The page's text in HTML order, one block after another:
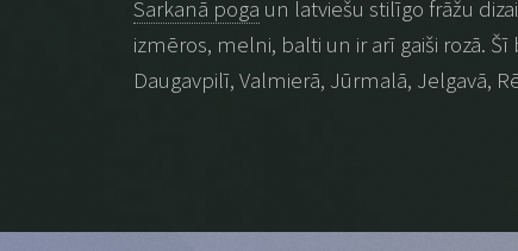
Sarkanā poga un latviešu stilīgo frāžu
izmēros, melni, balti un ir arī gaiši rozā.
Daugavpilī, Valmierā, Jūrmalā, Jelgavā,